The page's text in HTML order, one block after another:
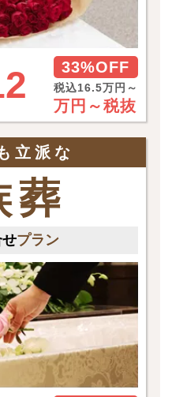
33%OFF
税込16.5万円～
万円～税抜
立派な
葬
プラン